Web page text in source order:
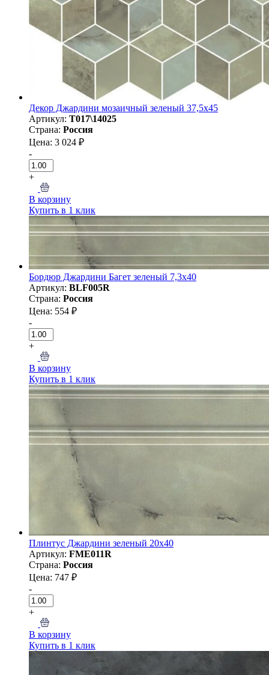
Декор Джардини мозаичный зеленый 37,5x45
Артикул: T017\14025
Страна: Россия
Цена: 3 024 ₽
-
+
В корзину
Купить в 1 клик
Бордюр Джардини Багет зеленый 7,3x40
Артикул: BLF005R
Страна: Россия
Цена: 554 ₽
-
+
В корзину
Купить в 1 клик
Плинтус Джардини зеленый 20x40
Артикул: FME011R
Страна: Россия
Цена: 747 ₽
-
+
В корзину
Купить в 1 клик